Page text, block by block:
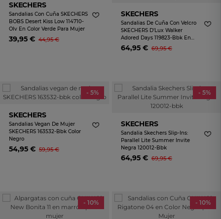
SKECHERS
Sandalias Con Cuña SKECHERS
BOBS Desert Kiss Low 114710-
Olv En Color Verde Para Mujer
39,95 € 44,95 €
SKECHERS
Sandalias De Cuña Con Velcro
SKECHERS D'Lux Walker
Adored Days 119823-Bbk En
Color Negro Para Mujer
64,95 € 69,95 €
- 5%
SKECHERS
Sandalias Vegan De Mujer
SKECHERS 163532-Bbk Color
Negro
54,95 € 59,95 €
- 5%
SKECHERS
Sandalia Skechers Slip-Ins:
Parallel Lite Summer Invite
Negra 120012-Bbk
64,95 € 69,95 €
- 10% - 10%